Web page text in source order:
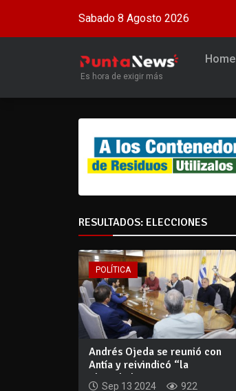
Sabado 8 Agosto 2026
Es hora de exigir más
Home
RESULTADOS: ELECCIONES
POLÍTICA
Andrés Ojeda se reunió con
Antía y reivindicó “la
identidad...
Sep 13 2024
922